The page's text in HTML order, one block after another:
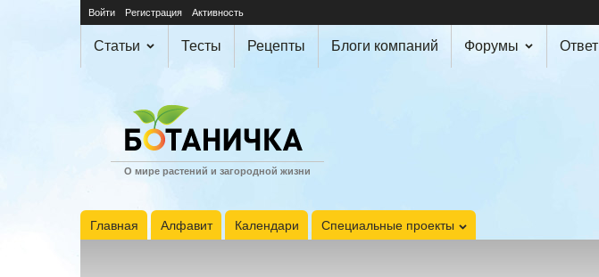
Войти Регистрация Активность
Статьи Тесты Рецепты Блоги компаний Форумы Ответ
О мире растений и загородной жизни
Главная Алфавит Календари Специальные проекты